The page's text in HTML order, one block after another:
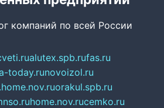
компаний по всей России
alutex.spb.rufas.ru
today.runovoizol.ru
orakul.spb.ru
home.nov.rucemko.ru